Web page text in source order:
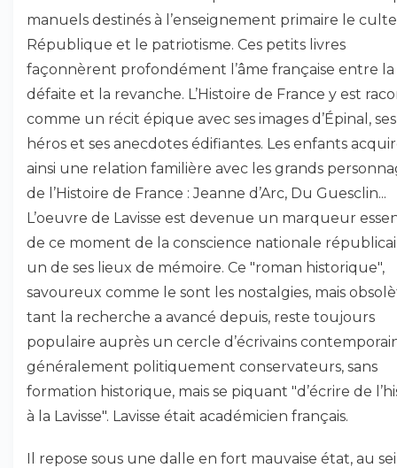
manuels destinés à l’enseignement primaire le
République et le patriotisme. Ces petits livres
façonnèrent profondément l’âme française entre la
défaite et la revanche. L’Histoire de France y est
comme un récit épique avec ses images d’Épinal, ses
héros et ses anecdotes édifiantes. Les enfants
ainsi une relation familière avec les grands
de l’Histoire de France : Jeanne d’Arc, Du Guesclin...
L’oeuvre de Lavisse est devenue un marqueur
de ce moment de la conscience nationale
un de ses lieux de mémoire. Ce "roman historique",
savoureux comme le sont les nostalgies, mais
tant la recherche a avancé depuis, reste toujours
populaire auprès un cercle d’écrivains
généralement politiquement conservateurs, sans
formation historique, mais se piquant "d’écrire de
à la Lavisse". Lavisse était académicien français.
Il repose sous une dalle en fort mauvaise état, au